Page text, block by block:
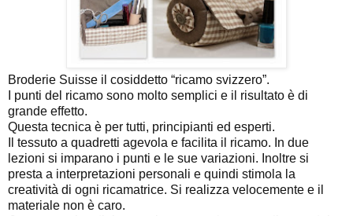
Broderie Suisse il cosiddetto “ricamo svizzero”.
I punti del ricamo sono molto semplici e il risultato è di
grande effetto.
Questa tecnica è per tutti, principianti ed esperti.
Il tessuto a quadretti agevola e facilita il ricamo. In due
lezioni si imparano i punti e le sue variazioni. Inoltre si
presta a interpretazioni personali e quindi stimola la
creatività di ogni ricamatrice. Si realizza velocemente e il
materiale non è caro.